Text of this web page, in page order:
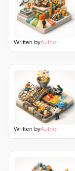
Written byAuthor
Written byAuthor